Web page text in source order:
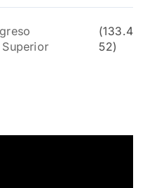
(133.4
52)